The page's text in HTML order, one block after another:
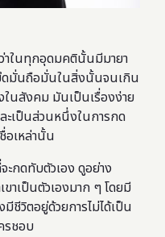
ว่าในทุกอุดมคตินั้นมีมายา
ดมั่นถือมั่นในสิ่งนั้นจนเกิน
ในสังคม มันเป็นเรื่องง่าย
ะเป็นส่วนหนึ่งในการกด
อเหล่านั้น
ะกดทับตัวเอง ดูอย่าง
ขาเป็นตัวเองมาก ๆ โดยมี
มีชีวิตอยู่ด้วยการไม่ได้เป็น
รชอบ